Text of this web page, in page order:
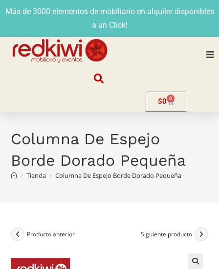
Más de 3000 elementos de mobiliario en alquiler disponibles
a un Click!
Venta
$0 0
Columna De Espejo
Borde Dorado Pequeña
> Tienda > Columna De Espejo Borde Dorado Pequeña
Producto anterior Siguiente producto